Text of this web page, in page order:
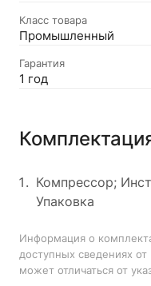
Класс товара
Промышленный
Гарантия
1 год
Компрессор;
Упаковка
Информация о
доступных сведениях от
может отличаться от